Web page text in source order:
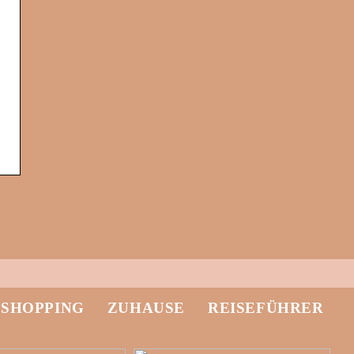
ZUHAUSE REISEFÜHRER